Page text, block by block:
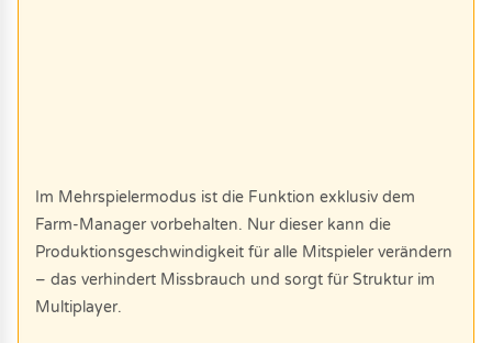
Im Mehrspielermodus ist die Funktion exklusiv dem
Farm-Manager vorbehalten. Nur dieser kann die
Produktionsgeschwindigkeit für alle Mitspieler verändern
– das verhindert Missbrauch und sorgt für Struktur im
Multiplayer.